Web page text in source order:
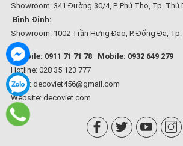
Showroom: 341 Đường 30/4, P. Phú Thọ, Tp. Thủ
Bình Định:
Showroom: 1002 Trần Hưng Đạo, P. Đống Đa, Tp.
Mobile: 0911 71 71 78
Mobile: 0932 649 279
Hotline: 028 35 123 777
Email: decoviet456@gmail.com
Website: decoviet.com